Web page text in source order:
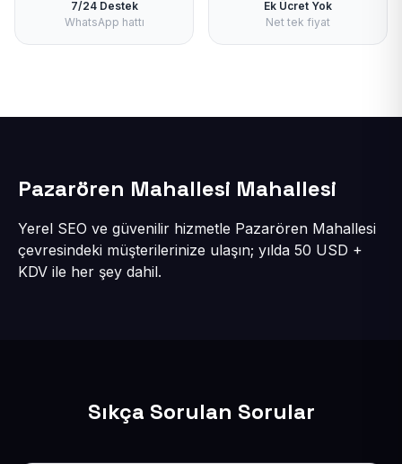
7/24 Destek
WhatsApp hattı
Ek Ücret Yok
Net tek fiyat
Pazarören Mahallesi Mahallesi
Yerel SEO ve güvenilir hizmetle Pazarören Mahallesi
çevresindeki müşterilerinize ulaşın; yılda 50 USD +
KDV ile her şey dahil.
Sıkça Sorulan Sorular